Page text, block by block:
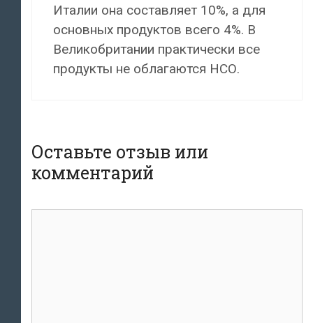
Италии она составляет 10%, а для
основных продуктов всего 4%. В
Великобритании практически все
продукты не облагаются НСО.
Оставьте отзыв или
комментарий